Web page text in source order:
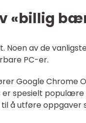
«billig
av de
PC-er.
Google Chrome
er spesielt
å utføre oppgaver